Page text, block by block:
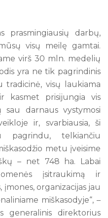
prasmingiausių darbų,
visų meilę gamtai.
virš 30 mln. medelių
yra ne tik pagrindinis
tradicinė, visų laukiama
kasmet prisijungia vis
sau darnaus vystymosi
ir, svarbiausia, ši
pagrindu, telkiančiu
metu įveisime
– net 748 ha. Labai
įsitraukimą ir
organizacijas jau
miškasodyje“, –
generalinis direktorius